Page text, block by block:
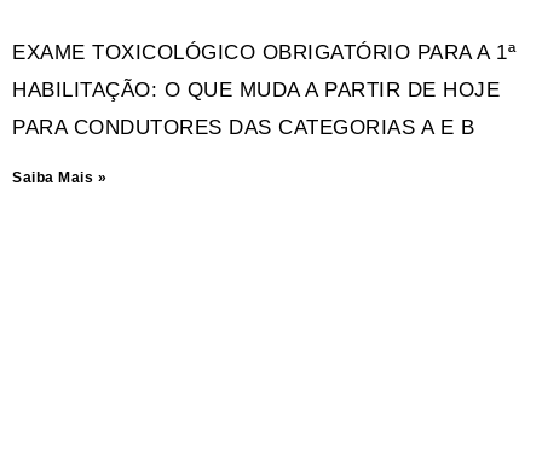
EXAME TOXICOLÓGICO OBRIGATÓRIO PARA A 1ª
HABILITAÇÃO: O QUE MUDA A PARTIR DE HOJE
PARA CONDUTORES DAS CATEGORIAS A E B
Saiba Mais »